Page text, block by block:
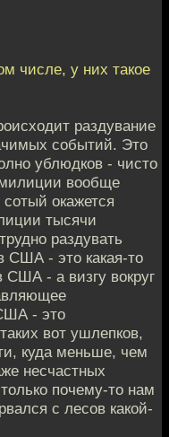
числе, у них такое
раздувание
событий. Это
ублюдков - чисто
вообще
окажется
тысячи
раздувать
США - это какая-то
США - а визгу вокруг
- это
вот ушлепков,
куда меньше, чем
несчастных
почему-то нам
с лесов какой-